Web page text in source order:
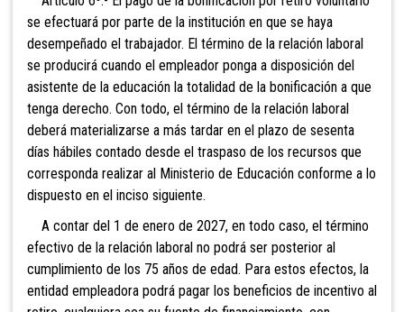
se efectuará por parte de la institución en que se haya
desempeñado el trabajador. El término de la relación laboral
se producirá cuando el empleador ponga a disposición del
asistente de la educación la totalidad de la bonificación a que
tenga derecho. Con todo, el término de la relación laboral
deberá materializarse a más tardar en el plazo de sesenta
días hábiles contado desde el traspaso de los recursos que
corresponda realizar al Ministerio de Educación conforme a lo
dispuesto en el inciso siguiente.
A contar del 1 de enero de 2027, en todo caso, el término
efectivo de la relación laboral no podrá ser posterior al
cumplimiento de los 75 años de edad. Para estos efectos, la
entidad empleadora podrá pagar los beneficios de incentivo al